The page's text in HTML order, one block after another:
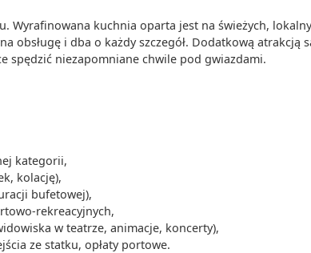
który
te
Wyrafinowana kuchnia oparta jest na świeżych,
obsługę i dba o każdy szczegół. Dodatkową atrakcją
spędzić niezapomniane chwile pod gwiazdami.
kategorii,
kolację),
bufetowej),
rekreacyjnych,
w teatrze, animacje, koncerty),
ze statku, opłaty portowe.